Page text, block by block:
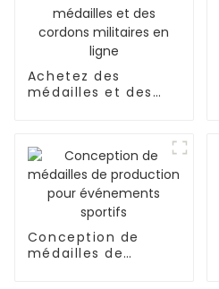
Achetez des
médailles et des
Conception de
médailles de